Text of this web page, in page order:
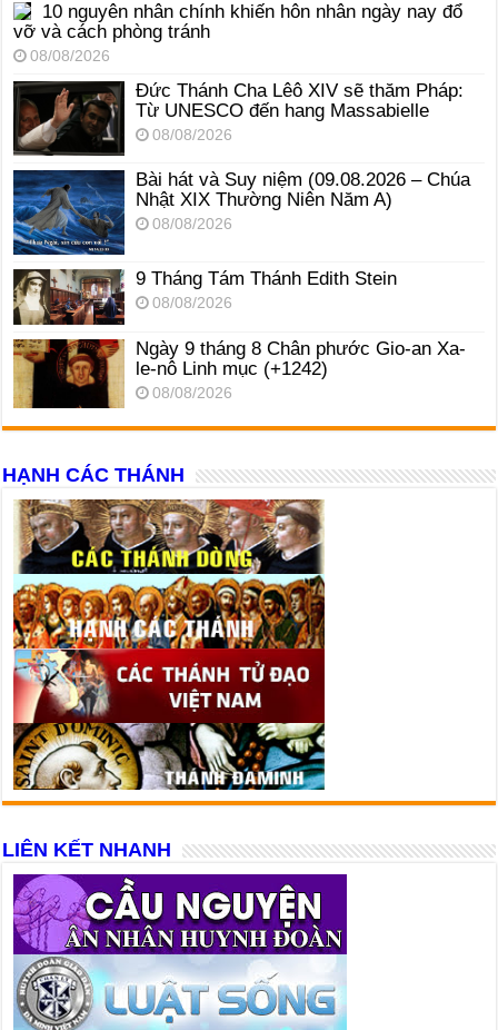
10 nguyên nhân chính khiến hôn nhân ngày nay đổ
vỡ và cách phòng tránh
08/08/2026
Đức Thánh Cha Lêô XIV sẽ thăm Pháp:
Từ UNESCO đến hang Massabielle
08/08/2026
Bài hát và Suy niệm (09.08.2026 – Chúa
Nhật XIX Thường Niên Năm A)
08/08/2026
9 Tháng Tám Thánh Edith Stein
08/08/2026
Ngày 9 tháng 8 Chân phước Gio-an Xa-
le-nô Linh mục (+1242)
08/08/2026
HẠNH CÁC THÁNH
LIÊN KẾT NHANH